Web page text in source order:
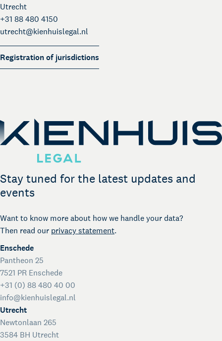
About Kienhuis Legal
Your legal business partner
Legal support for startups
International Desk
Legal support voor internationale organisaties
Kienhuis Legal Foundation
Talent Support
Utrecht
+31 88 480 4150
utrecht@kienhuislegal.nl
Registration of jurisdictions
Stay tuned for the latest updates and
events
Want to know more about how we handle your data?
Then read our privacy statement.
Enschede
Pantheon 25
7521 PR Enschede
+31 (0) 88 480 40 00
info@kienhuislegal.nl
Utrecht
Newtonlaan 265
3584 BH Utrecht